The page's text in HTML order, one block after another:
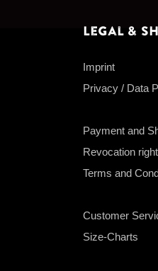
Legal &
Imprint
Privacy / Data
Payment and
Revocation
Terms and
Customer
Size-Charts